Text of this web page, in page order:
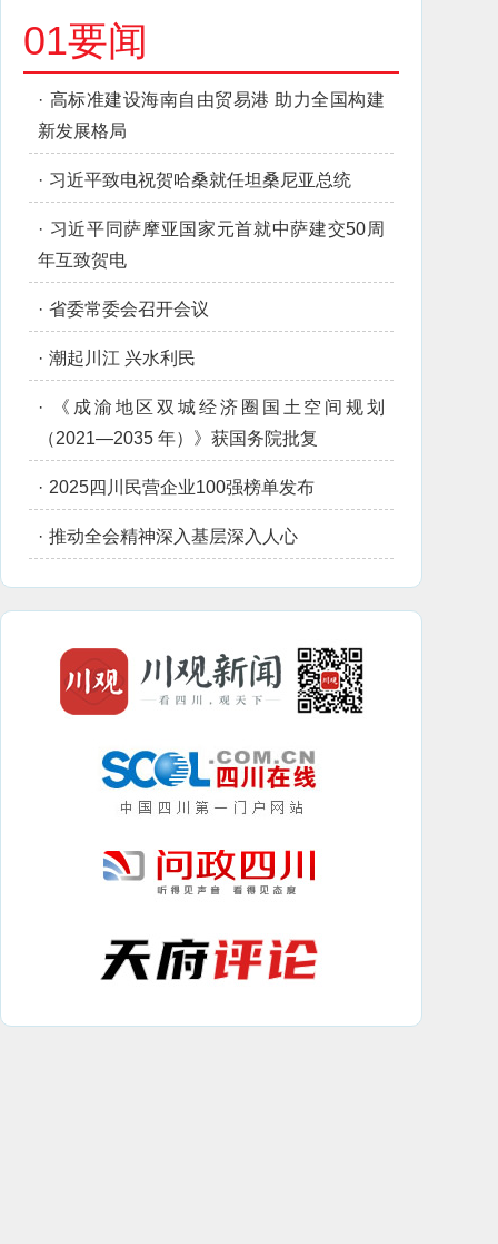
01要闻
· 高标准建设海南自由贸易港 助力全国构建
新发展格局
· 习近平致电祝贺哈桑就任坦桑尼亚总统
· 习近平同萨摩亚国家元首就中萨建交50周
年互致贺电
· 省委常委会召开会议
· 潮起川江 兴水利民
·
《成渝地区双城经济圈国土空间规划
（2021—2035 年）》获国务院批复
· 2025四川民营企业100强榜单发布
· 推动全会精神深入基层深入人心